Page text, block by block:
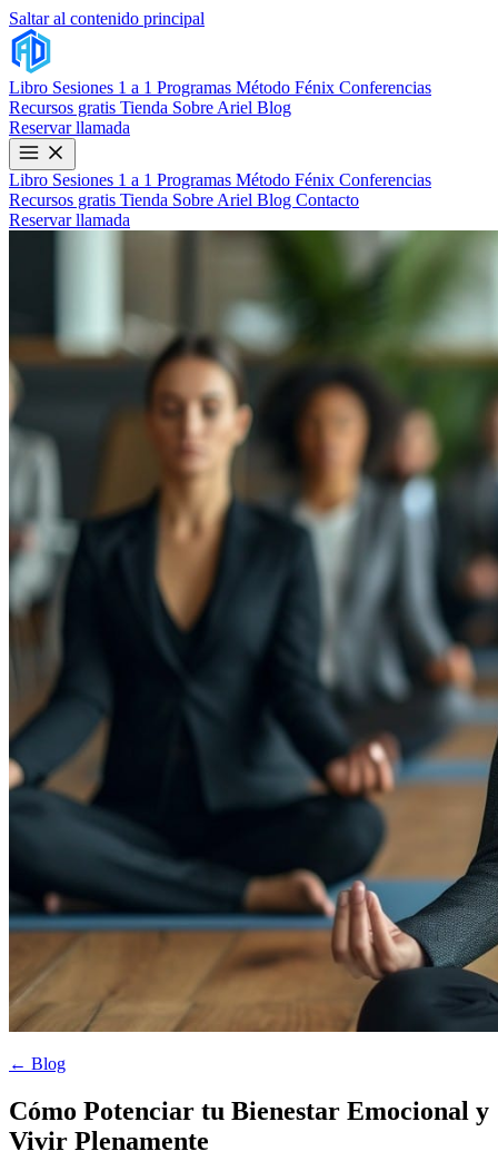
Saltar al contenido principal
Libro Sesiones 1 a 1 Programas Método Fénix Conferencias
Recursos gratis Tienda Sobre Ariel Blog
Reservar llamada
Libro Sesiones 1 a 1 Programas Método Fénix Conferencias
Recursos gratis Tienda Sobre Ariel Blog Contacto
Reservar llamada
← Blog
Cómo Potenciar tu Bienestar Emocional y
Vivir Plenamente